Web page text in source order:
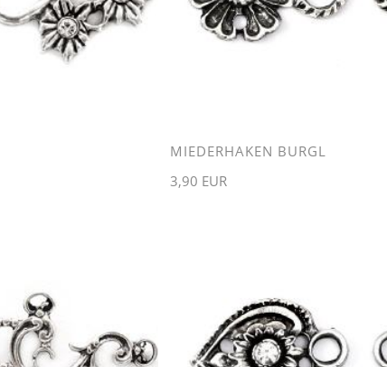
MIEDERHAKEN BURGL
3,90 EUR